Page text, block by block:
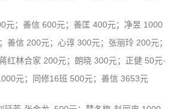
元；善信 600元；善匡 400元；净昱 1000
善信 200元；心谆 300元；张丽玲 200元；
红林合家 200元；朗晓 300元；正健 50元·
元；同修16班 500元；善信 3653元